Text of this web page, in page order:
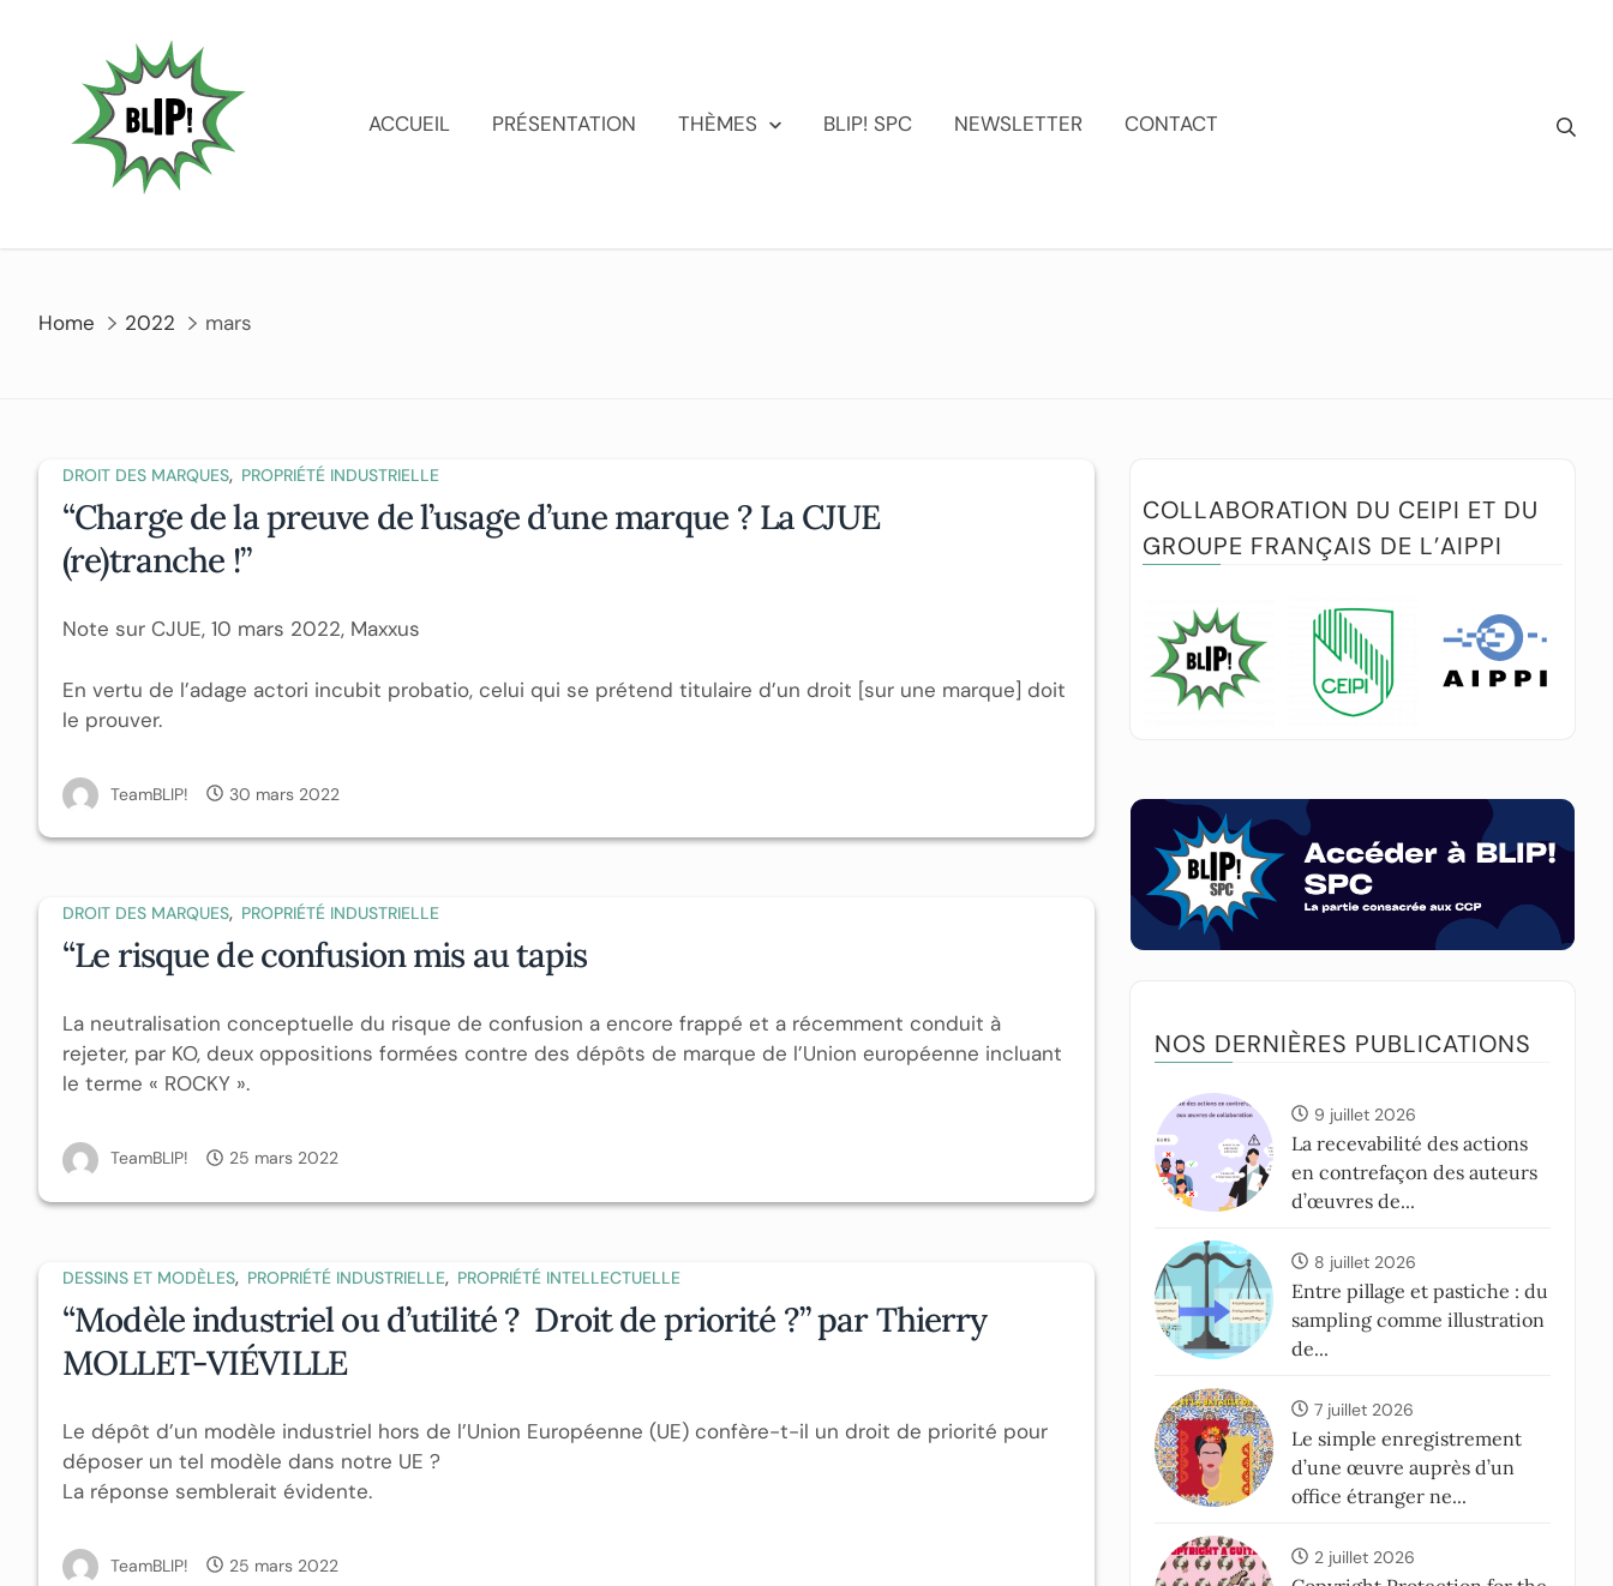
ACCUEIL PRÉSENTATION THÈMES BLIP! SPC NEWSLETTER CONTACT
Home 2022 mars
DROIT DES MARQUES, PROPRIÉTÉ INDUSTRIELLE
“Charge de la preuve de l’usage d’une marque ? La CJUE
(re)tranche !”
Note sur CJUE, 10 mars 2022, Maxxus
En vertu de l’adage actori incubit probatio, celui qui se prétend titulaire d’un droit [sur une marque] doit
le prouver.
TeamBLIP! 30 mars 2022
DROIT DES MARQUES, PROPRIÉTÉ INDUSTRIELLE
“Le risque de confusion mis au tapis
La neutralisation conceptuelle du risque de confusion a encore frappé et a récemment conduit à
rejeter, par KO, deux oppositions formées contre des dépôts de marque de l’Union européenne incluant
le terme « ROCKY ».
TeamBLIP! 25 mars 2022
DESSINS ET MODÈLES, PROPRIÉTÉ INDUSTRIELLE, PROPRIÉTÉ INTELLECTUELLE
“Modèle industriel ou d’utilité ? Droit de priorité ?” par Thierry
MOLLET-VIÉVILLE
Le dépôt d’un modèle industriel hors de l’Union Européenne (UE) confère-t-il un droit de priorité pour
déposer un tel modèle dans notre UE ?
La réponse semblerait évidente.
TeamBLIP! 25 mars 2022
COLLABORATION DU CEIPI ET DU
GROUPE FRANÇAIS DE L’AIPPI
NOS DERNIÈRES PUBLICATIONS
9 juillet 2026
La recevabilité des actions
en contrefaçon des auteurs
d’œuvres de...
8 juillet 2026
Entre pillage et pastiche : du
sampling comme illustration
de...
7 juillet 2026
Le simple enregistrement
d’une œuvre auprès d’un
office étranger ne...
2 juillet 2026